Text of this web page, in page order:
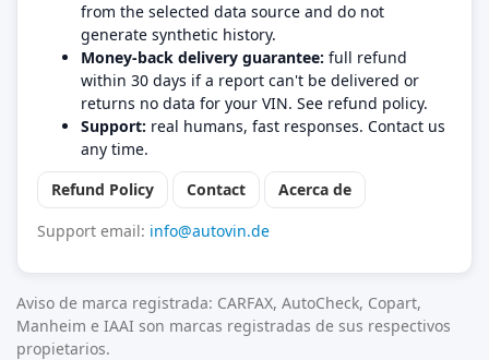
from the selected data source and do not
generate synthetic history.
Money-back delivery guarantee: full refund
within 30 days if a report can't be delivered or
returns no data for your VIN. See refund policy.
Support: real humans, fast responses. Contact us
any time.
Refund Policy
Contact
Acerca de
Support email: info@autovin.de
Aviso de marca registrada: CARFAX, AutoCheck, Copart,
Manheim e IAAI son marcas registradas de sus respectivos
propietarios.